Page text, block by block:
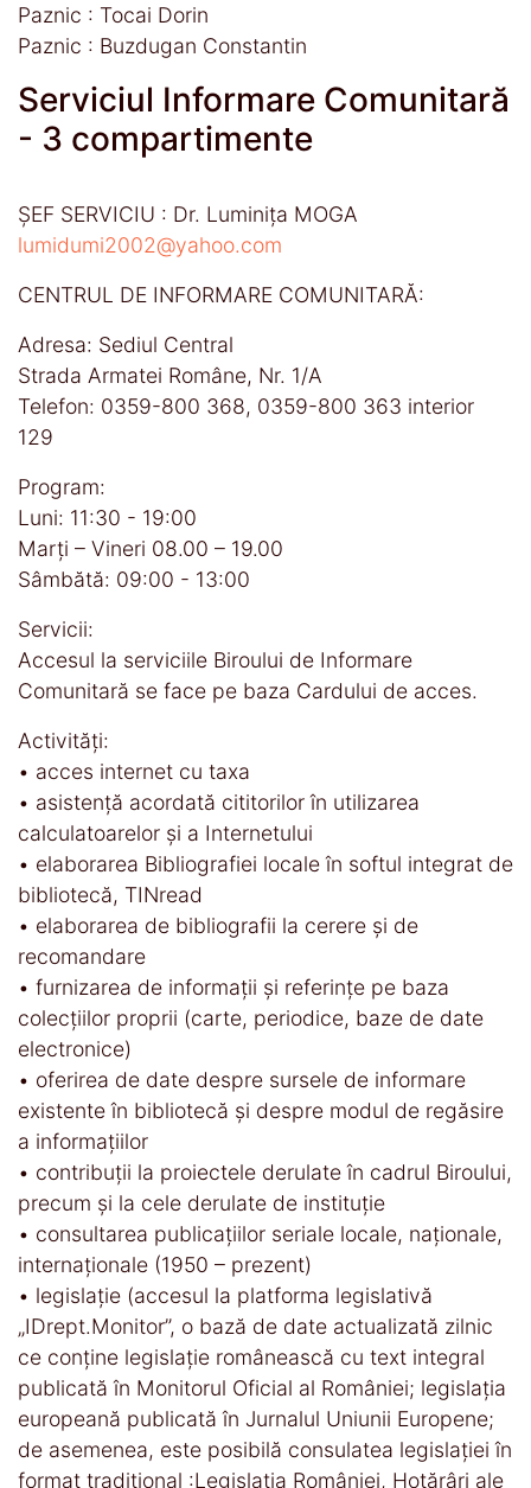
Paznic : Tocai Dorin
Paznic : Buzdugan Constantin
Serviciul Informare Comunitară
- 3 compartimente
ŞEF SERVICIU : Dr. Luminiţa MOGA
lumidumi2002@yahoo.com
CENTRUL DE INFORMARE COMUNITARĂ:
Adresa: Sediul Central
Strada Armatei Române, Nr. 1/A
Telefon: 0359-800 368, 0359-800 363 interior
129
Program:
Luni: 11:30 - 19:00
Marți – Vineri 08.00 – 19.00
Sâmbătă: 09:00 - 13:00
Servicii:
Accesul la serviciile Biroului de Informare
Comunitară se face pe baza Cardului de acces.
Activităţi:
• acces internet cu taxa
• asistenţă acordată cititorilor în utilizarea
calculatoarelor şi a Internetului
• elaborarea Bibliografiei locale în softul integrat de
bibliotecă, TINread
• elaborarea de bibliografii la cerere şi de
recomandare
• furnizarea de informaţii şi referinţe pe baza
colecţiilor proprii (carte, periodice, baze de date
electronice)
• oferirea de date despre sursele de informare
existente în bibliotecă şi despre modul de regăsire
a informaţiilor
• contribuţii la proiectele derulate în cadrul Biroului,
precum şi la cele derulate de instituţie
• consultarea publicaţiilor seriale locale, naţionale,
internaţionale (1950 – prezent)
• legislaţie (accesul la platforma legislativă
„IDrept.Monitor”, o bază de date actualizată zilnic
ce conţine legislaţie românească cu text integral
publicată în Monitorul Oficial al României; legislaţia
europeană publicată în Jurnalul Uniunii Europene;
de asemenea, este posibilă consulatea legislaţiei în
format tradiţional :Legislaţia României, Hotărâri ale